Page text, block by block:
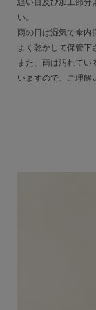
い。
雨の日は湿気で傘内
よく乾かして保管下
また、雨は汚れて
いますので、ご理解